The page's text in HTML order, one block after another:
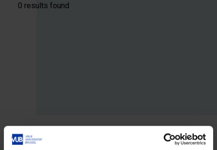
0 results found